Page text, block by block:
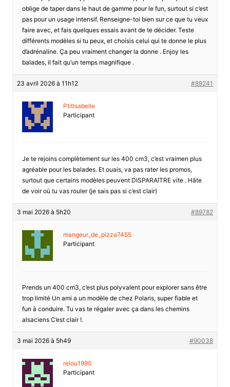
oblige de taper dans le haut de gamme pour le fun, surtout si c’est
pas pour un usage intensif. Renseigne-toi bien sur ce que tu veux
faire avec, et fais quelques essais avant de te décider. Teste
différents modèles si tu peux, et choisis celui qui te donne le plus
d’adrénaline. Ça peu vraiment changer la donne . Enjoy les
balades, il fait qu’un temps magnifique .
23 avril 2026 à 11h12 #89241
PtitIsabelle
Participant
Je te rejoins complètement sur les 400 cm3, c’est vraimen plus
agréable pour les balades. Et ouais, va pas rater les promos,
surtout que certains modèles peuvent DISPARAîTRE vite . Hâte
de voir où tu vas rouler (je sais pas si c’est clair)
3 mai 2026 à 5h20 #89782
mangeur_de_pizza7455
Participant
Prends un 400 cm3, c’est plus polyvalent pour explorer sans être
trop limité Un ami a un modèle de chez Polaris, super fiable et
fun à conduire. Tu vas te régaler avec ça dans les chemins
alsaciens C’est clair !.
3 mai 2026 à 5h49 #90038
relou1990
Participant